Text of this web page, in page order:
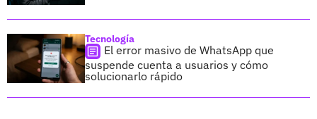
Tecnología
El error masivo de WhatsApp que
suspende cuenta a usuarios y cómo
solucionarlo rápido